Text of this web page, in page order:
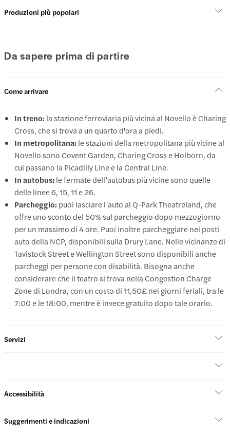
Produzioni più popolari
Da sapere prima di partire
Come arrivare
In treno: la stazione ferroviaria più vicina al Novello è Charing
Cross, che si trova a un quarto d'ora a piedi.
In metropolitana: le stazioni della metropolitana più vicine al
Novello sono Covent Garden, Charing Cross e Holborn, da
cui passano la Picadilly Line e la Central Line.
In autobus: le fermate dell’autobus più vicine sono quelle
delle linee 6, 15, 11 e 26.
Parcheggio: puoi lasciare l’auto al Q-Park Theatreland, che
offre uno sconto del 50% sul parcheggio dopo mezzogiorno
per un massimo di 4 ore. Puoi inoltre parcheggiare nei posti
auto della NCP, disponibili sulla Drury Lane. Nelle vicinanze di
Tavistock Street e Wellington Street sono disponibili anche
parcheggi per persone con disabilità. Bisogna anche
considerare che il teatro si trova nella Congestion Charge
Zone di Londra, con un costo di 11,50£ nei giorni feriali, tra le
7:00 e le 18:00, mentre è invece gratuito dopo tale orario.
Servizi
Accessibilità
Suggerimenti e indicazioni